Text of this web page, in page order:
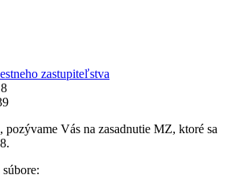
zastupiteľstva
Vás na zasadnutie MZ, ktoré sa